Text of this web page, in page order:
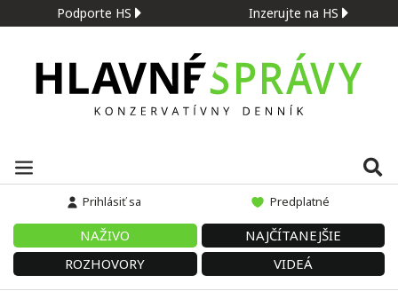
Podporte HS Inzerujte na HS
Prihlásiť sa Predplatné
NAŽIVO
NAJČÍTANEJŠIE
ROZHOVORY
VIDEÁ